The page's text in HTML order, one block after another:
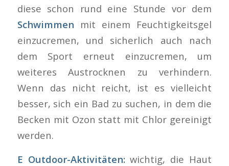
diese schon rund eine Stunde vor dem
Schwimmen mit einem Feuchtigkeitsgel
einzucremen, und sicherlich auch nach
dem Sport erneut einzucremen, um
weiteres Austrocknen zu verhindern.
Wenn das nicht reicht, ist es vielleicht
besser, sich ein Bad zu suchen, in dem die
Becken mit Ozon statt mit Chlor gereinigt
werden.
E Outdoor-Aktivitäten:wichtig, die Haut